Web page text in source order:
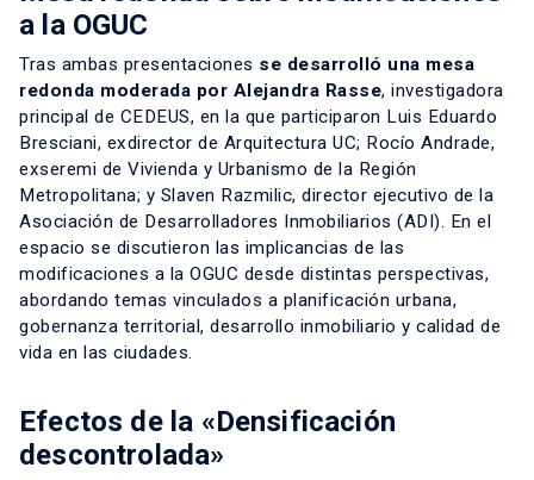
a la OGUC
Tras ambas presentaciones se desarrolló una mesa
redonda moderada por Alejandra Rasse, investigadora
principal de CEDEUS, en la que participaron Luis Eduardo
Bresciani, exdirector de Arquitectura UC; Rocío Andrade,
exseremi de Vivienda y Urbanismo de la Región
Metropolitana; y Slaven Razmilic, director ejecutivo de la
Asociación de Desarrolladores Inmobiliarios (ADI). En el
espacio se discutieron las implicancias de las
modificaciones a la OGUC desde distintas perspectivas,
abordando temas vinculados a planificación urbana,
gobernanza territorial, desarrollo inmobiliario y calidad de
vida en las ciudades.
Efectos de la «Densificación
descontrolada»